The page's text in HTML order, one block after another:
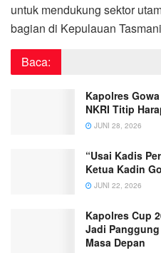
untuk mendukung sektor
bagian di Kepulauan
Baca:
Kapolres
NKRI Titip
JUNI 28, 2026
“Usai Kadis
Ketua Kadin
JUNI 22, 2026
Kapolres Cup
Jadi
Masa Depan